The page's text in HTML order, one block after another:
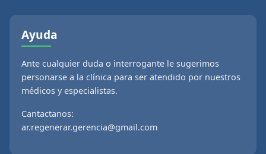
Ayuda
Ante cualquier duda o interrogante le sugerimos
personarse a la clínica para ser atendido por nuestros
médicos y especialistas.
Cantactanos:
ar.regenerar.gerencia@gmail.com